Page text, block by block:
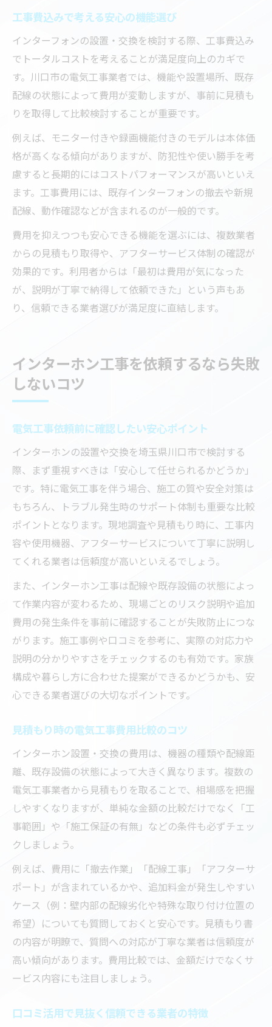
工事費込みで考える安心の機能選び
インターフォンの設置・交換を検討する際、工事費込み
でトータルコストを考えることが満足度向上のカギで
す。川口市の電気工事業者では、機能や設置場所、既存
配線の状態によって費用が変動しますが、事前に見積も
りを取得して比較検討することが重要です。
例えば、モニター付きや録画機能付きのモデルは本体価
格が高くなる傾向がありますが、防犯性や使い勝手を考
慮すると長期的にはコストパフォーマンスが高いといえ
ます。工事費用には、既存インターフォンの撤去や新規
配線、動作確認などが含まれるのが一般的です。
費用を抑えつつも安心できる機能を選ぶには、複数業者
からの見積もり取得や、アフターサービス体制の確認が
効果的です。利用者からは「最初は費用が気になった
が、説明が丁寧で納得して依頼できた」という声もあ
り、信頼できる業者選びが満足度に直結します。
インターホン工事を依頼するなら失敗
しないコツ
電気工事依頼前に確認したい安心ポイント
インターホンの設置や交換を埼玉県川口市で検討する
際、まず重視すべきは「安心して任せられるかどうか」
です。特に電気工事を伴う場合、施工の質や安全対策は
もちろん、トラブル発生時のサポート体制も重要な比較
ポイントとなります。現地調査や見積もり時に、工事内
容や使用機器、アフターサービスについて丁寧に説明し
てくれる業者は信頼度が高いといえるでしょう。
また、インターホン工事は配線や既存設備の状態によっ
て作業内容が変わるため、現場ごとのリスク説明や追加
費用の発生条件を事前に確認することが失敗防止につな
がります。施工事例や口コミを参考に、実際の対応力や
説明の分かりやすさをチェックするのも有効です。家族
構成や暮らし方に合わせた提案ができるかどうかも、安
心できる業者選びの大切なポイントです。
見積もり時の電気工事費用比較のコツ
インターホン設置・交換の費用は、機器の種類や配線距
離、既存設備の状態によって大きく異なります。複数の
電気工事業者から見積もりを取ることで、相場感を把握
しやすくなりますが、単純な金額の比較だけでなく「工
事範囲」や「施工保証の有無」などの条件も必ずチェッ
クしましょう。
例えば、費用に「撤去作業」「配線工事」「アフターサ
ポート」が含まれているかや、追加料金が発生しやすい
ケース（例：壁内部の配線劣化や特殊な取り付け位置の
希望）についても質問しておくと安心です。見積もり書
の内容が明瞭で、質問への対応が丁寧な業者は信頼度が
高い傾向があります。費用比較では、金額だけでなくサ
ービス内容にも注目しましょう。
口コミ活用で見抜く信頼できる業者の特徴